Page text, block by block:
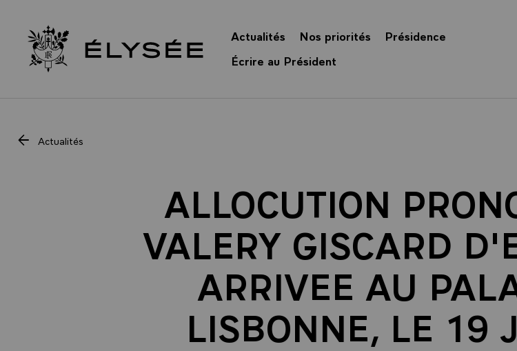
Retour à l’accueil Élysée
Actualités Nos priorités
Présidence
Écrire au Président
Actualités
ALLOCUTION
VALERY GISCARD
ARRIVEE AU
LISBONNE, LE 19